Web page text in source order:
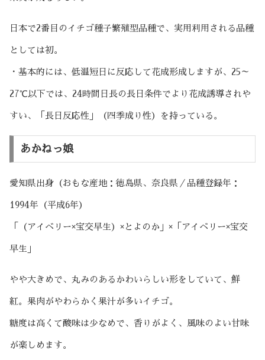
日本で2番目のイチゴ種子繁殖型品種で、実用利用される品種
としては初。
・基本的には、低温短日に反応して花成形成しますが、25～
27℃以下では、24時間日長の長日条件でより花成誘導されや
すい、「長日反応性」（四季成り性）を持っている。
あかねっ娘
愛知県出身（おもな産地：徳島県、奈良県／品種登録年：
1994年（平成6年）
「（アイベリー×宝交早生）×とよのか」×「アイベリー×宝交
早生」
やや大きめで、丸みのあるかわいらしい形をしていて、鮮
紅。果肉がやわらかく果汁が多いイチゴ。
糖度は高くて酸味は少なめで、香りがよく、風味のよい甘味
が楽しめます。